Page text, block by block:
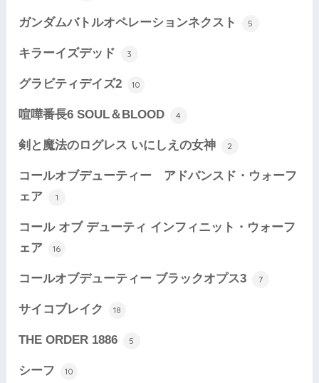
ガンダムバトルオペレーションネクスト 5
キラーイズデッド 3
グラビティデイズ2 10
喧嘩番長6 SOUL＆BLOOD 4
剣と魔法のログレス いにしえの女神 2
コールオブデューティー アドバンスド・ウォーフ
ェア
1
コール オブ デューティ インフィニット・ウォーフ
ェア
16
コールオブデューティー ブラックオプス3 7
サイコブレイク 18
THE ORDER 1886 5
シーフ 10